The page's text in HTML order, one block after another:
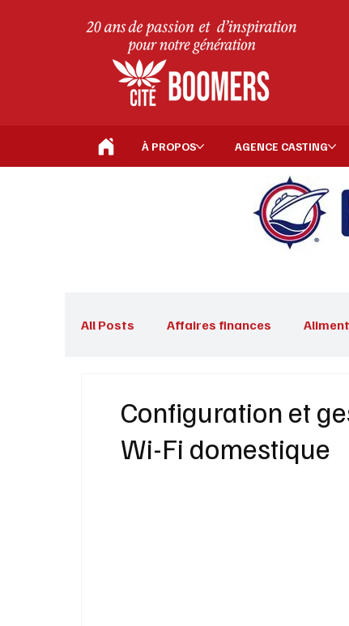
À PROPOS AGENCE CASTING
All Posts Affaires finances
Bien-Être Beauté Mode
Configuration et
Wi-Fi domestique